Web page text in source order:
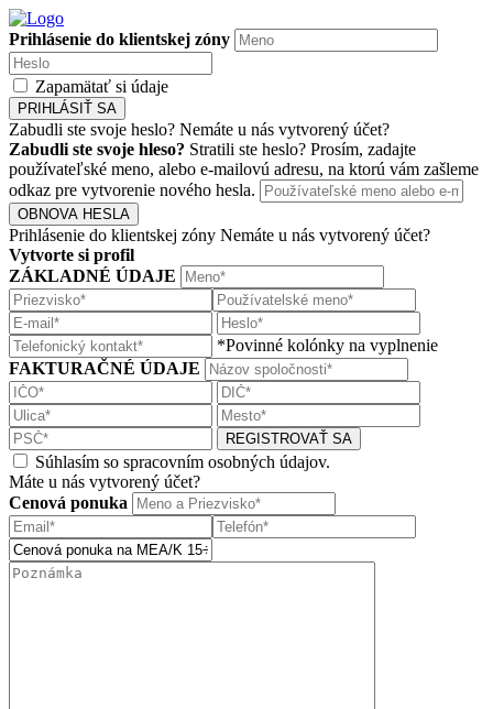
Prihlásenie do klientskej zóny
Zapamätať si údaje
PRIHLÁSIŤ SA
Zabudli ste svoje heslo? Nemáte u nás vytvorený účet?
Zabudli ste svoje hleso? Stratili ste heslo? Prosím, zadajte
používateľské meno, alebo e-mailovú adresu, na ktorú vám zašleme
odkaz pre vytvorenie nového hesla.
OBNOVA HESLA
Prihlásenie do klientskej zóny Nemáte u nás vytvorený účet?
Vytvorte si profil
ZÁKLADNÉ ÚDAJE
*Povinné kolónky na vyplnenie
FAKTURAČNÉ ÚDAJE
REGISTROVAŤ SA
Súhlasím so spracovním osobných údajov.
Máte u nás vytvorený účet?
Cenová ponuka